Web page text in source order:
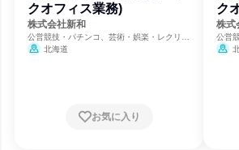
クオフィス業務)
株式会社新和
公営競技・パチンコ、芸術・娯楽・レクリエ
ーション、建築設計
北海道
お気に入り
ク
株式
公営
ーシ